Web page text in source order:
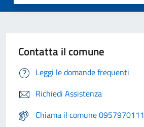
Contatta il comune
Leggi le domande frequenti
Richiedi Assistenza
Chiama il comune 0957970111